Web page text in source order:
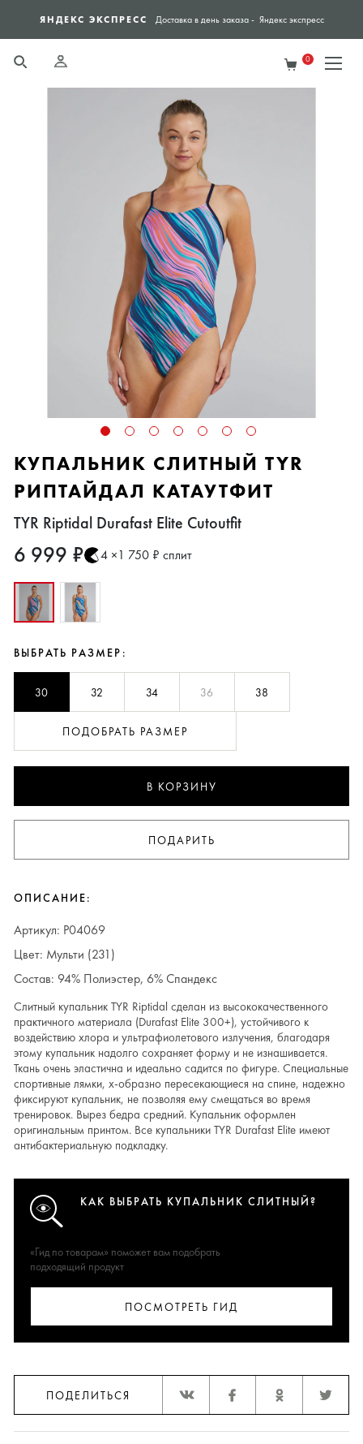
ЯНДЕКС ЭКСПРЕСС Доставка в день заказа - Яндекс экспресс
0
КУПАЛЬНИК СЛИТНЫЙ TYR
РИПТАЙДАЛ КАТАУТФИТ
TYR Riptidal Durafast Elite Cutoutfit
6 999 ₽ 4 ×1 750 ₽ сплит
ВЫБРАТЬ РАЗМЕР:
30 32 34 36 38
ПОДОБРАТЬ РАЗМЕР
В КОРЗИНУ
ПОДАРИТЬ
ОПИСАНИЕ:
Артикул: P04069
Цвет: Мульти (231)
Состав: 94% Полиэстер, 6% Спандекс
Слитный купальник TYR Riptidal сделан из высококачественного
практичного материала (Durafast Elite 300+), устойчивого к
воздействию хлора и ультрафиолетового излучения, благодаря
этому купальник надолго сохраняет форму и не изнашивается.
Ткань очень эластична и идеально садится по фигуре. Специальные
спортивные лямки, х-образно пересекающиеся на спине, надежно
фиксируют купальник, не позволяя ему смещаться во время
тренировок. Вырез бедра средний. Купальник оформлен
оригинальным принтом. Все купальники TYR Durafast Elite имеют
антибактериальную подкладку.
КАК ВЫБРАТЬ КУПАЛЬНИК СЛИТНЫЙ?
«Гид по товарам» поможет вам подобрать
подходящий продукт
ПОСМОТРЕТЬ ГИД
ПОДЕЛИТЬСЯ